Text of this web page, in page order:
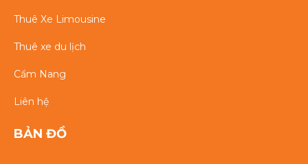
Thuê Xe Limousine
Thuê xe du lịch
Cẩm Nang
Liên hệ
BẢN ĐỒ